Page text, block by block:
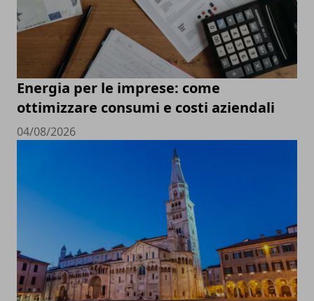
Energia per le imprese: come
ottimizzare consumi e costi aziendali
04/08/2026